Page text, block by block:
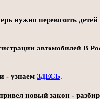
нужно перевозить детей
автомобилей В
- узнаем ЗДЕСЬ.
новый закон -